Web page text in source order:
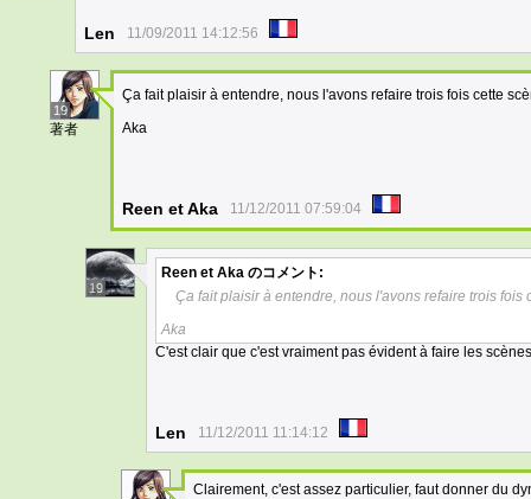
Len 11/09/2011 14:12:56
19
著者
Ça fait plaisir à entendre, nous l'avons refaire trois fois cette
Aka
Reen et Aka 11/12/2011 07:59:04
19
Reen et Aka のコメント:
Ça fait plaisir à entendre, nous l'avons refaire trois
Aka
C'est clair que c'est vraiment pas évident à faire les
Len 11/12/2011 11:14:12
Clairement, c'est assez particulier, faut donner du